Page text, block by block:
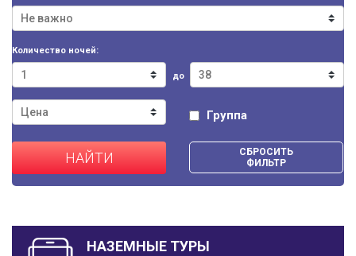
Количество ночей:
до
Группа
НАЙТИ
СБРОСИТЬ
ФИЛЬТР
НАЗЕМНЫЕ ТУРЫ